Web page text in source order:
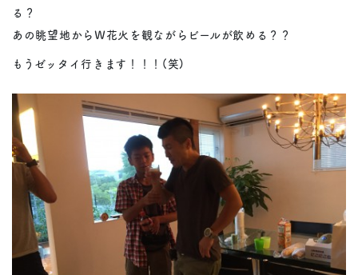
る？
あの眺望地からＷ花火を観ながらビールが飲める？？
もうゼッタイ行きます！！！(笑)